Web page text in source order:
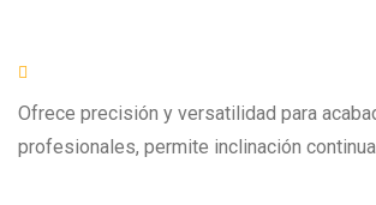
Ofrece precisión y versatilidad para
profesionales, permite inclinación continua